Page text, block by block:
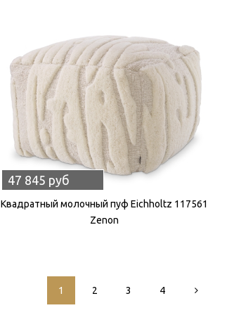
47 845 руб
Квадратный молочный пуф Eichholtz 117561
Zenon
1 2 3 4